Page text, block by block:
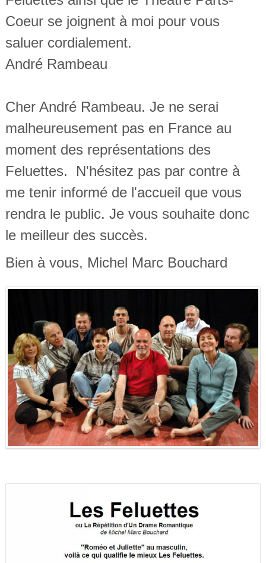
Coeur se joignent à moi pour vous
saluer cordialement.
André Rambeau
Cher André Rambeau. Je ne serai
malheureusement pas en France au
moment des représentations des
Feluettes. N'hésitez pas par contre à
me tenir informé de l'accueil que vous
rendra le public. Je vous souhaite donc
le meilleur des succès.
Bien à vous, Michel Marc Bouchard